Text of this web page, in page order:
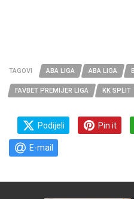
TAGOVI ABA LIGA ABA LIGA
FAVBET PREMIJER LIGA KK SPLIT
Podijeli Pin it
E-mail